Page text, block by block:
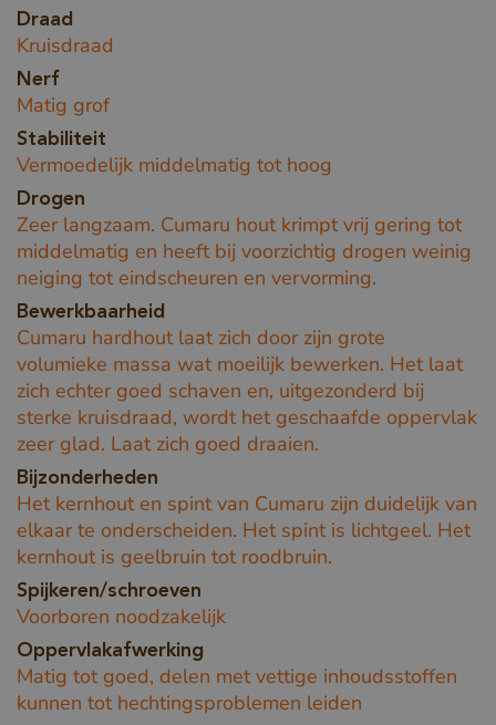
Draad
Kruisdraad
Nerf
Matig grof
Stabiliteit
Vermoedelijk middelmatig tot hoog
Drogen
Zeer langzaam. Cumaru hout krimpt vrij gering tot
middelmatig en heeft bij voorzichtig drogen weinig
neiging tot eindscheuren en vervorming.
Bewerkbaarheid
Cumaru hardhout laat zich door zijn grote
volumieke massa wat moeilijk bewerken. Het laat
zich echter goed schaven en, uitgezonderd bij
sterke kruisdraad, wordt het geschaafde oppervlak
zeer glad. Laat zich goed draaien.
Bijzonderheden
Het kernhout en spint van Cumaru zijn duidelijk van
elkaar te onderscheiden. Het spint is lichtgeel. Het
kernhout is geelbruin tot roodbruin.
Spijkeren/schroeven
Voorboren noodzakelijk
Oppervlakafwerking
Matig tot goed, delen met vettige inhoudsstoffen
kunnen tot hechtingsproblemen leiden